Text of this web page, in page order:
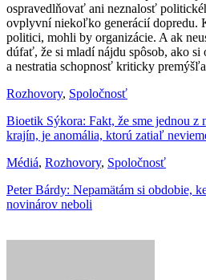
ospravedlňovať ani neznalosť
ovplyvní niekoľko generácií dopredu.
politici, mohli by organizácie. A ak
dúfať, že si mladí nájdu spôsob, ako
a nestratia schopnosť kriticky
Rozhovory, Spoločnosť
Bioetik Sýkora: Fakt, že sme jednou z
krajín, je anomália, ktorú zatiaľ
Médiá, Rozhovory, Spoločnosť
Peter Bárdy: Nepamätám si obdobie,
novinárov neboli